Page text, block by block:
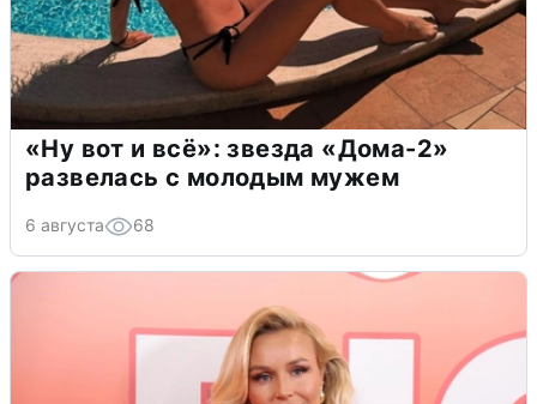
«Ну вот и всё»: звезда «Дома-2»
развелась с молодым мужем
6 августа 68